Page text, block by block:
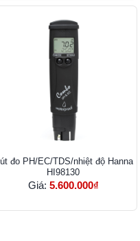
đo PH/EC/TDS/nhiệt độ Hanna
HI98130
Giá: 5.600.000₫